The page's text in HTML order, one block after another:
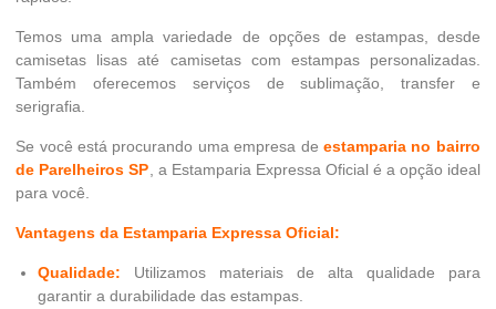
Temos uma ampla variedade de opções de estampas, desde
camisetas lisas até camisetas com estampas personalizadas.
Também oferecemos serviços de sublimação, transfer e
serigrafia.
Se você está procurando uma empresa de estamparia no bairro
de Parelheiros SP , a Estamparia Expressa Oficial é a opção ideal
para você.
Vantagens da Estamparia Expressa Oficial:
Qualidade: Utilizamos materiais de alta qualidade para
garantir a durabilidade das estampas.